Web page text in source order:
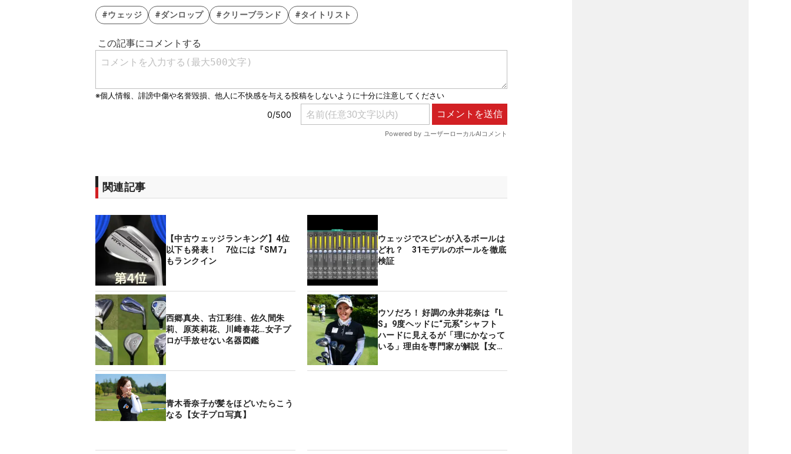
#ウェッジ #ダンロップ #クリーブランド #タイトリスト
関連記事
【中古ウェッジランキング】4位
以下も発表！ 7位には『SM7』
もランクイン
ウェッジでスピンが入るボールは
どれ？ 31モデルのボールを徹底
検証
西郷真央、古江彩佳、佐久間朱
莉、原英莉花、川﨑春花…女子プ
ロが手放せない名器図鑑
ウソだろ！ 好調の永井花奈は『L
S』9度ヘッドに“元系”シャフト
ハードに見えるが「理にかなって
いる」理由を専門家が解説【女子
青木香奈子が髪をほどいたらこう
なる【女子プロ写真】